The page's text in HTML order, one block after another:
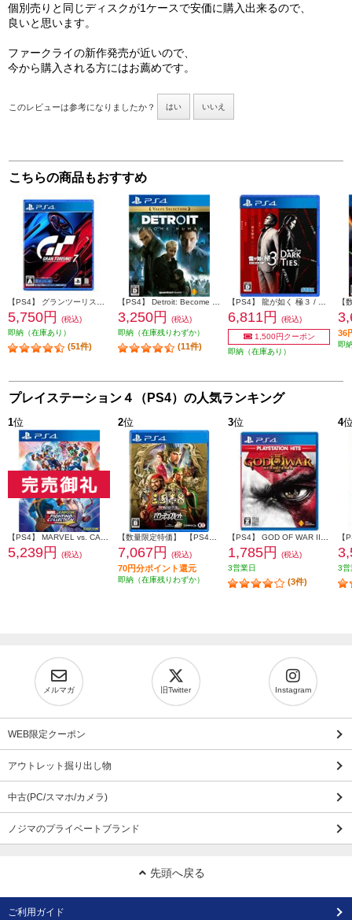
個別売りと同じディスクが1ケースで安価に購入出来るので、
良いと思います。
ファークライの新作発売が近いので、
今から購入される方にはお薦めです。
このレビューは参考になりましたか？ はい いいえ
こちらの商品もおすすめ
5,750円
(税込)
即納（在庫あり）
(51件)
3,250円
(税込)
即納（在庫残りわずか）
(11件)
6,811円
(税込)
1,500円クーポン
即納（在庫あり）
36
即
プレイステーション４（PS4）の人気ランキング
1位
5,239円 (税込)
2位
7,067円 (税込)
70円分ポイント還元
即納（在庫残りわずか）
3位
1,785円
(税込)
3営業日
(3件)
4
【
3営
メルマガ 旧Twitter Instagram
WEB限定クーポン
アウトレット掘り出し物
中古(PC/スマホ/カメラ)
ノジマのプライベートブランド
先頭へ戻る
ご利用ガイド